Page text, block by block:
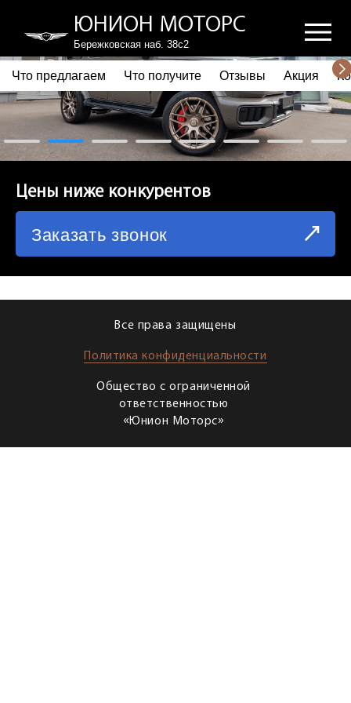
ЮНИОН МОТОРС
Бережковская наб. 38с2
ПОЧЕМУ ВЫБИРАЮТ НАС
ЧТО ПРЕДЛАГАЕМ
ЧТО ПОЛУЧИТЕ
СХЕМА ПРОЕЗДА
Что предлагаем Что получите Отзывы Акция
Цены ниже конкурентов
Заказать звонок
Все права защищены
Политика конфиденциальности
Общество с ограниченной
ответственностью
«Юнион Моторс»